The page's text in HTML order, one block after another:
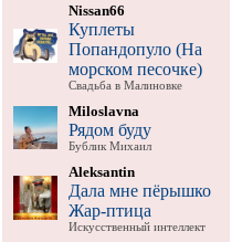
Nissan66
Куплеты
Попандопуло (На
морском песочке)
Свадьба в Малиновке
Miloslavna
Рядом буду
Бублик Михаил
Aleksantin
Дала мне пёрышко
Жар-птица
Искусственный интеллект